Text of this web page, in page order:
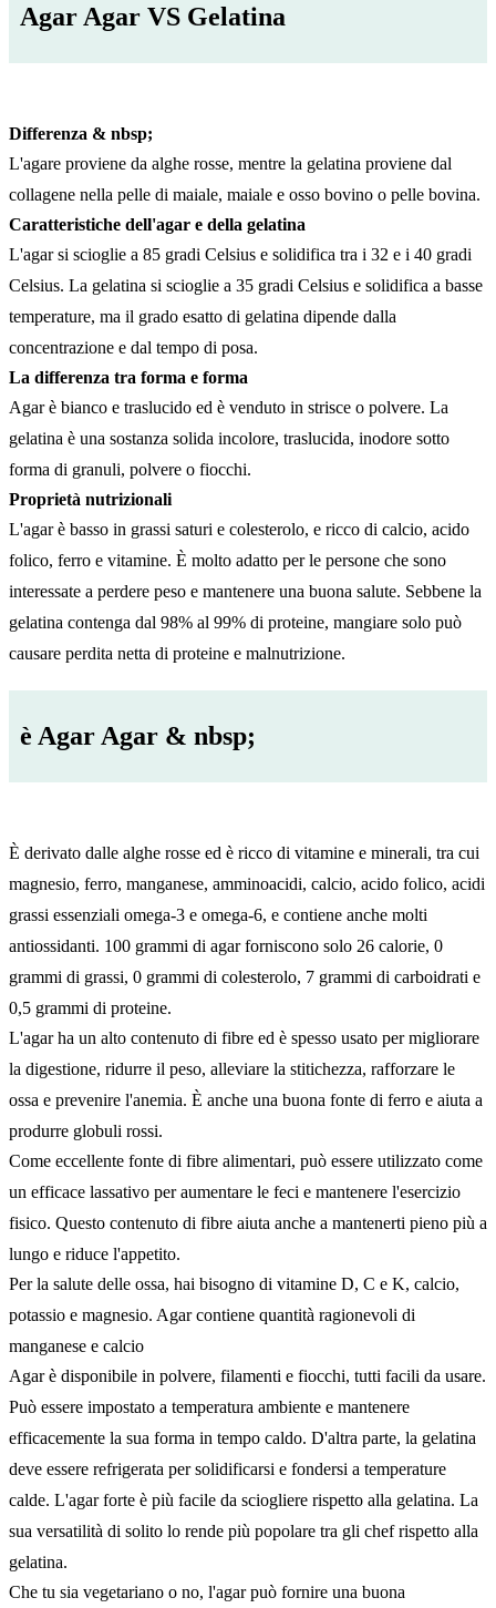
Agar Agar VS Gelatina
Differenza & nbsp;
L'agare proviene da alghe rosse, mentre la gelatina proviene dal
collagene nella pelle di maiale, maiale e osso bovino o pelle bovina.
Caratteristiche dell'agar e della gelatina
L'agar si scioglie a 85 gradi Celsius e solidifica tra i 32 e i 40 gradi
Celsius. La gelatina si scioglie a 35 gradi Celsius e solidifica a basse
temperature, ma il grado esatto di gelatina dipende dalla
concentrazione e dal tempo di posa.
La differenza tra forma e forma
Agar è bianco e traslucido ed è venduto in strisce o polvere. La
gelatina è una sostanza solida incolore, traslucida, inodore sotto
forma di granuli, polvere o fiocchi.
Proprietà nutrizionali
L'agar è basso in grassi saturi e colesterolo, e ricco di calcio, acido
folico, ferro e vitamine. È molto adatto per le persone che sono
interessate a perdere peso e mantenere una buona salute. Sebbene la
gelatina contenga dal 98% al 99% di proteine, mangiare solo può
causare perdita netta di proteine e malnutrizione.
è Agar Agar & nbsp;
È derivato dalle alghe rosse ed è ricco di vitamine e minerali, tra cui
magnesio, ferro, manganese, amminoacidi, calcio, acido folico, acidi
grassi essenziali omega-3 e omega-6, e contiene anche molti
antiossidanti. 100 grammi di agar forniscono solo 26 calorie, 0
grammi di grassi, 0 grammi di colesterolo, 7 grammi di carboidrati e
0,5 grammi di proteine.
L'agar ha un alto contenuto di fibre ed è spesso usato per migliorare
la digestione, ridurre il peso, alleviare la stitichezza, rafforzare le
ossa e prevenire l'anemia. È anche una buona fonte di ferro e aiuta a
produrre globuli rossi.
Come eccellente fonte di fibre alimentari, può essere utilizzato come
un efficace lassativo per aumentare le feci e mantenere l'esercizio
fisico. Questo contenuto di fibre aiuta anche a mantenerti pieno più a
lungo e riduce l'appetito.
Per la salute delle ossa, hai bisogno di vitamine D, C e K, calcio,
potassio e magnesio. Agar contiene quantità ragionevoli di
manganese e calcio
Agar è disponibile in polvere, filamenti e fiocchi, tutti facili da usare.
Può essere impostato a temperatura ambiente e mantenere
efficacemente la sua forma in tempo caldo. D'altra parte, la gelatina
deve essere refrigerata per solidificarsi e fondersi a temperature
calde. L'agar forte è più facile da sciogliere rispetto alla gelatina. La
sua versatilità di solito lo rende più popolare tra gli chef rispetto alla
gelatina.
Che tu sia vegetariano o no, l'agar può fornire una buona